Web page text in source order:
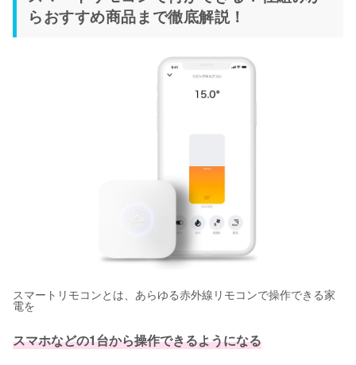
らおすすめ商品まで徹底解説！
スマートリモコンとは、あらゆる赤外線リモコンで操作できる家
電を
スマホなどの1台から操作できるようになる